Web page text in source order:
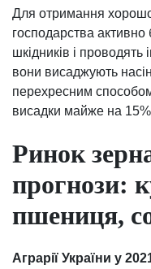
Для отримання
господарства
шкідників і
вони висаджують
перехресним
висадки майже на
Ринок
прогнози:
пшениця,
Аграрії України у